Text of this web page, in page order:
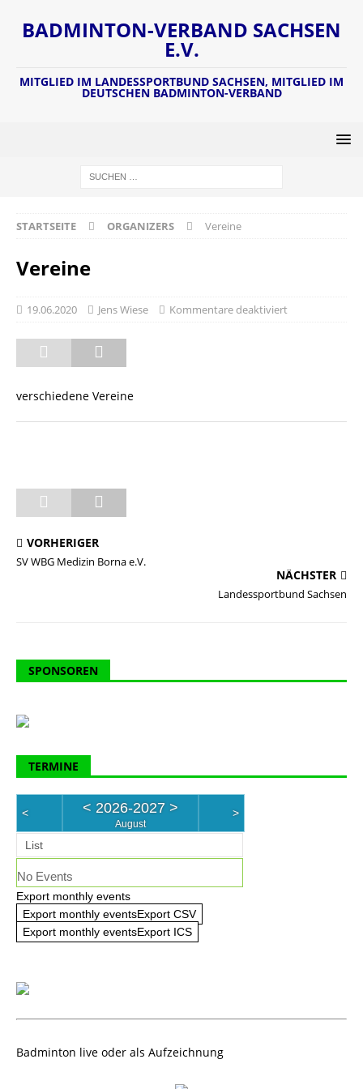
BADMINTON-VERBAND SACHSEN
E.V.
MITGLIED IM LANDESSPORTBUND SACHSEN, MITGLIED IM
DEUTSCHEN BADMINTON-VERBAND
STARTSEITE ORGANIZERS Vereine
Vereine
19.06.2020 Jens Wiese Kommentare deaktiviert
verschiedene Vereine
VORHERIGER
SV WBG Medizin Borna e.V.
NÄCHSTER
Landessportbund Sachsen
SPONSOREN
TERMINE
< < 2026-2027 >
August
>
List
No Events
Export monthly events
Export monthly eventsExport CSV
Export monthly eventsExport ICS
Badminton live oder als Aufzeichnung